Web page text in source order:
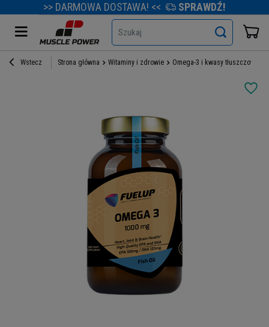
>> DARMOWA DOSTAWA! << SPRAWDŹ!
Szukaj
Wstecz Strona główna Witaminy i zdrowie Omega-3 i kwasy tłuszczowe